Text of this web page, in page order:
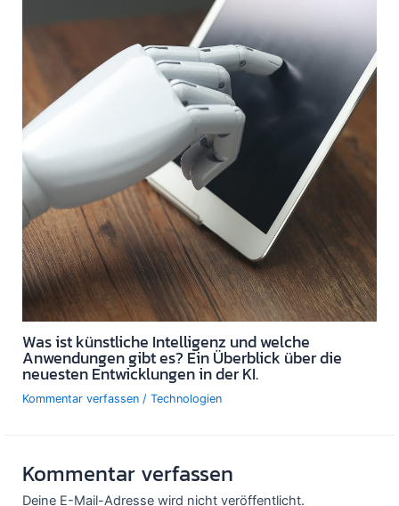
Was ist künstliche Intelligenz und welche
Anwendungen gibt es? Ein Überblick über die
neuesten Entwicklungen in der KI.
Kommentar verfassen / Technologien
Kommentar verfassen
Deine E-Mail-Adresse wird nicht veröffentlicht.